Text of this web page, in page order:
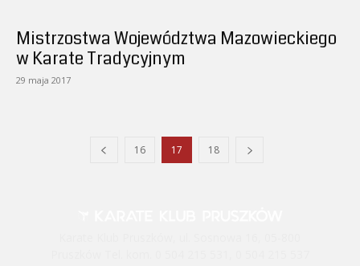
Mistrzostwa Województwa Mazowieckiego
w Karate Tradycyjnym
29 maja 2017
16 17 18